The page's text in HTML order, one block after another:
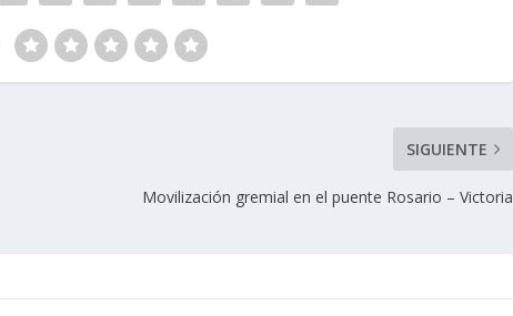
SIGUIENTE
Movilización gremial en el puente Rosario – Victoria